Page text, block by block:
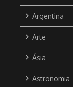
Argentina
Arte
Ásia
Astronomia